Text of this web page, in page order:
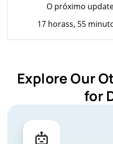
O próximo
17 horass, 55
Explore Our
for